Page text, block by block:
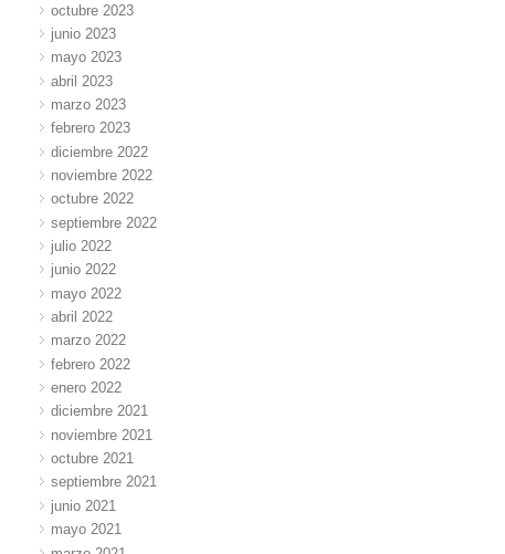
octubre 2023
junio 2023
mayo 2023
abril 2023
marzo 2023
febrero 2023
diciembre 2022
noviembre 2022
octubre 2022
septiembre 2022
julio 2022
junio 2022
mayo 2022
abril 2022
marzo 2022
febrero 2022
enero 2022
diciembre 2021
noviembre 2021
octubre 2021
septiembre 2021
junio 2021
mayo 2021